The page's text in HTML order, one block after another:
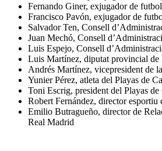
Fernando Giner, exjugador de futbol
Francisco Pavón, exjugador de
Salvador Ten, Consell
Juan Mechó, Consell
Luis Espejo, Consell
Luis Martínez, diputat provincial de
Andrés Martínez, vicepresident de
Yunier Pérez, atleta del Playas de
Toni Escrig, president del Playas de
Robert Fernández, director esportiu
Emilio Butragueño, director de
Real Madrid